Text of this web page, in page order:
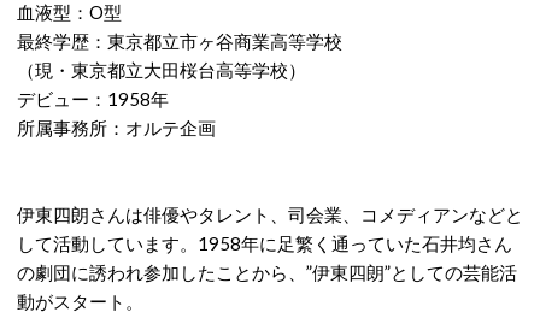
血液型：O型
最終学歴：東京都立市ヶ谷商業高等学校
（現・東京都立大田桜台高等学校）
デビュー：1958年
所属事務所：オルテ企画
伊東四朗さんは俳優やタレント、司会業、コメディアンなどと
して活動しています。1958年に足繁く通っていた石井均さん
の劇団に誘われ参加したことから、”伊東四朗”としての芸能活
動がスタート。